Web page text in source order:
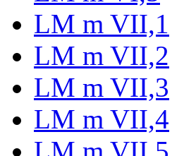
LM m VII,1
LM m VII,2
LM m VII,3
LM m VII,4